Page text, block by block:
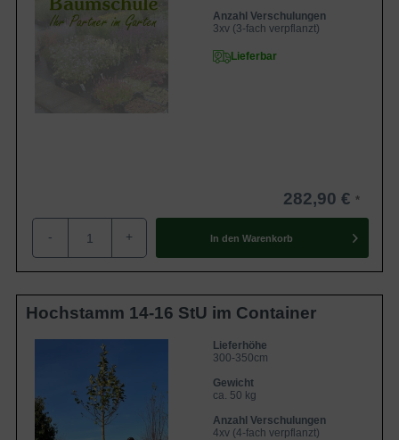
Anzahl Verschulungen
3xv (3-fach verpflanzt)
Lieferbar
282,90 €
- + In den Warenkorb
Hochstamm 14-16 StU im Container
Lieferhöhe
300-350cm
Gewicht
ca. 50 kg
Anzahl Verschulungen
4xv (4-fach verpflanzt)